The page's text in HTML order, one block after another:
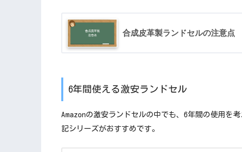
合成皮革製ランドセルの注意点
6年間使える激安ランドセル
Amazonの激安ランドセルの中でも、6年間の使用を
記シリーズがおすすめです。